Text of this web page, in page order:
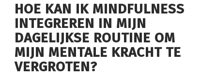
HOE KAN IK MINDFULNESS
INTEGREREN IN MIJN
DAGELIJKSE ROUTINE OM
MIJN MENTALE KRACHT TE
VERGROTEN?